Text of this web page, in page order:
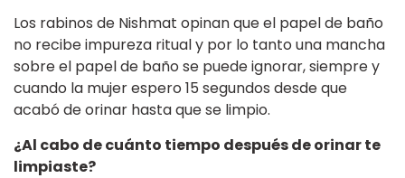
Los rabinos de Nishmat opinan que el papel de baño
no recibe impureza ritual y por lo tanto una mancha
sobre el papel de baño se puede ignorar, siempre y
cuando la mujer espero 15 segundos desde que
acabó de orinar hasta que se limpio.
¿Al cabo de cuánto tiempo después de orinar te
limpiaste?